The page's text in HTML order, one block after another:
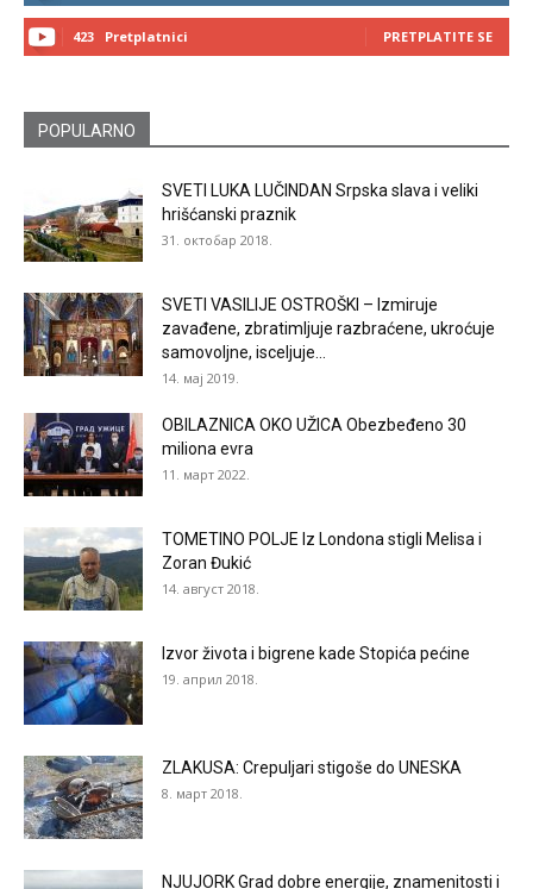
423 Pretplatnici PRETPLATITE SE
POPULARNO
SVETI LUKA LUČINDAN Srpska slava i veliki
hrišćanski praznik
31. октобар 2018.
SVETI VASILIJE OSTROŠKI – Izmiruje
zavađene, zbratimljuje razbraćene, ukroćuje
samovoljne, isceljuje...
14. мај 2019.
OBILAZNICA OKO UŽICA Obezbeđeno 30
miliona evra
11. март 2022.
TOMETINO POLJE Iz Londona stigli Melisa i
Zoran Đukić
14. август 2018.
Izvor života i bigrene kade Stopića pećine
19. април 2018.
ZLAKUSA: Crepuljari stigoše do UNESKA
8. март 2018.
NJUJORK Grad dobre energije, znamenitosti i